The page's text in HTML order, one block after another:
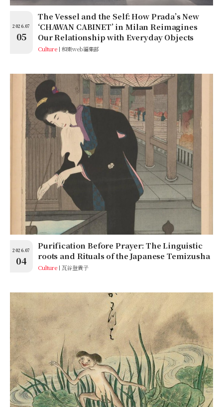
2026.07
05
The Vessel and the Self: How Prada’s New
‘CHAWAN CABINET’ in Milan Reimagines
Our Relationship with Everyday Objects
Culture 和樂web編集部
2026.07
04
Purification Before Prayer: The Linguistic
roots and Rituals of the Japanese Temizusha
Culture 瓦谷登貴子